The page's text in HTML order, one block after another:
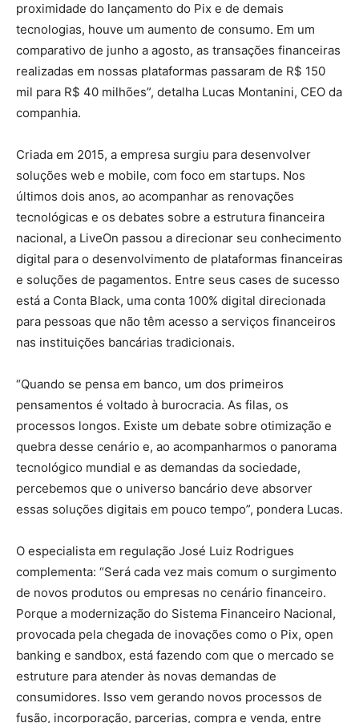
proximidade do lançamento do Pix e de demais
tecnologias, houve um aumento de consumo. Em um
comparativo de junho a agosto, as transações financeiras
realizadas em nossas plataformas passaram de R$ 150
mil para R$ 40 milhões”, detalha Lucas Montanini, CEO da
companhia.
Criada em 2015, a empresa surgiu para desenvolver
soluções web e mobile, com foco em startups. Nos
últimos dois anos, ao acompanhar as renovações
tecnológicas e os debates sobre a estrutura financeira
nacional, a LiveOn passou a direcionar seu conhecimento
digital para o desenvolvimento de plataformas financeiras
e soluções de pagamentos. Entre seus cases de sucesso
está a Conta Black, uma conta 100% digital direcionada
para pessoas que não têm acesso a serviços financeiros
nas instituições bancárias tradicionais.
“Quando se pensa em banco, um dos primeiros
pensamentos é voltado à burocracia. As filas, os
processos longos. Existe um debate sobre otimização e
quebra desse cenário e, ao acompanharmos o panorama
tecnológico mundial e as demandas da sociedade,
percebemos que o universo bancário deve absorver
essas soluções digitais em pouco tempo”, pondera Lucas.
O especialista em regulação José Luiz Rodrigues
complementa: “Será cada vez mais comum o surgimento
de novos produtos ou empresas no cenário financeiro.
Porque a modernização do Sistema Financeiro Nacional,
provocada pela chegada de inovações como o Pix, open
banking e sandbox, está fazendo com que o mercado se
estruture para atender às novas demandas de
consumidores. Isso vem gerando novos processos de
fusão, incorporação, parcerias, compra e venda, entre